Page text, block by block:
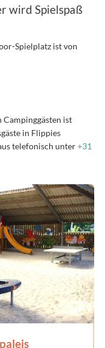
wird Spielspaß
Spielplatz ist von
ist
in Flippies
telefonisch unter+31